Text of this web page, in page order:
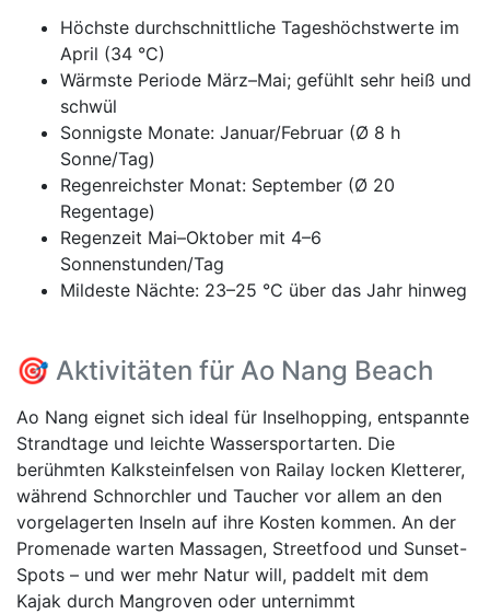
Höchste durchschnittliche Tageshöchstwerte im
April (34 °C)
Wärmste Periode März–Mai; gefühlt sehr heiß und
schwül
Sonnigste Monate: Januar/Februar (Ø 8 h
Sonne/Tag)
Regenreichster Monat: September (Ø 20
Regentage)
Regenzeit Mai–Oktober mit 4–6
Sonnenstunden/Tag
Mildeste Nächte: 23–25 °C über das Jahr hinweg
🎯 Aktivitäten für Ao Nang Beach
Ao Nang eignet sich ideal für Inselhopping, entspannte
Strandtage und leichte Wassersportarten. Die
berühmten Kalksteinfelsen von Railay locken Kletterer,
während Schnorchler und Taucher vor allem an den
vorgelagerten Inseln auf ihre Kosten kommen. An der
Promenade warten Massagen, Streetfood und Sunset-
Spots – und wer mehr Natur will, paddelt mit dem
Kajak durch Mangroven oder unternimmt